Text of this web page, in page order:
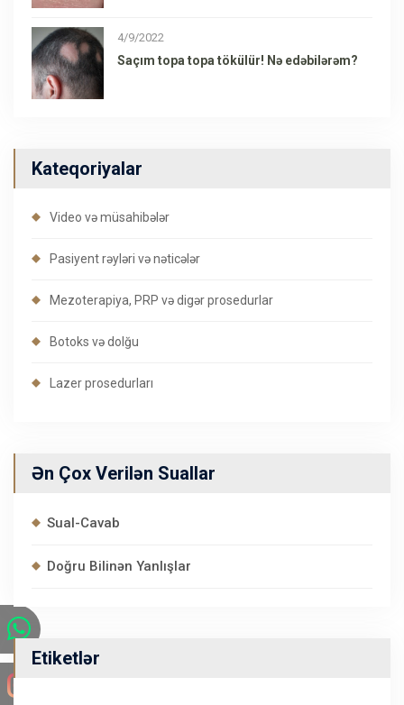
4/9/2022
Saçım topa topa tökülür! Nə edəbilərəm?
Kateqoriyalar
Video və müsahibələr
Pasiyent rəyləri və nəticələr
Mezoterapiya, PRP və digər prosedurlar
Botoks və dolğu
Lazer prosedurları
Ən Çox Verilən Suallar
Sual-Cavab
Doğru Bilinən Yanlışlar
Etiketlər